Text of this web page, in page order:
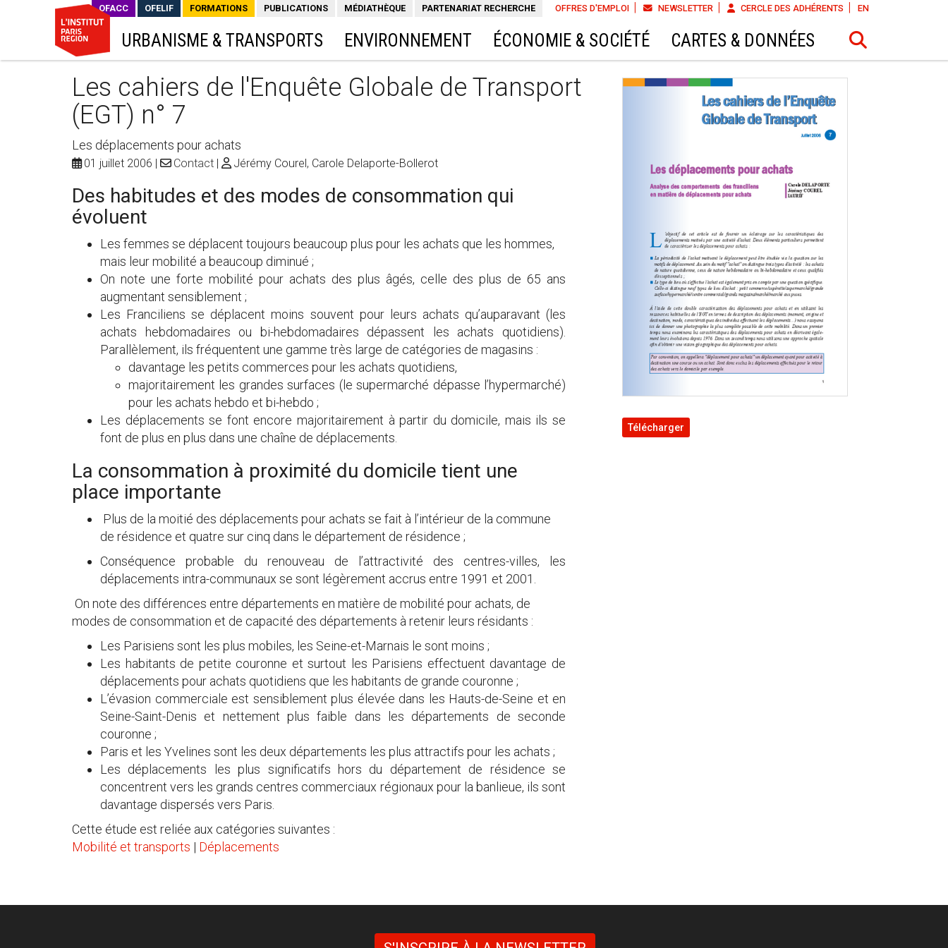
OFFRES D'EMPLOI NEWSLETTER CERCLE DES ADHÉRENTS EN
OFACC OFELIF FORMATIONS PUBLICATIONS MÉDIATHÈQUE PARTENARIAT RECHERCHE
URBANISME & TRANSPORTS ENVIRONNEMENT ÉCONOMIE & SOCIÉTÉ CARTES & DONNÉES
Les cahiers de l'Enquête Globale de Transport
(EGT) n° 7
Les déplacements pour achats
01 juillet 2006 Contact Jérémy Courel, Carole Delaporte-Bollerot
Des habitudes et des modes de consommation qui
évoluent
Les femmes se déplacent toujours beaucoup plus pour les achats que les hommes,
mais leur mobilité a beaucoup diminué ;
On note une forte mobilité pour achats des plus âgés, celle des plus de 65 ans
augmentant sensiblement ;
Les Franciliens se déplacent moins souvent pour leurs achats qu’auparavant (les
achats hebdomadaires ou bi-hebdomadaires dépassent les achats quotidiens).
Parallèlement, ils fréquentent une gamme très large de catégories de magasins :
davantage les petits commerces pour les achats quotidiens,
majoritairement les grandes surfaces (le supermarché dépasse l’hypermarché)
pour les achats hebdo et bi-hebdo ;
Les déplacements se font encore majoritairement à partir du domicile, mais ils se
font de plus en plus dans une chaîne de déplacements.
La consommation à proximité du domicile tient une
place importante
Plus de la moitié des déplacements pour achats se fait à l’intérieur de la commune
de résidence et quatre sur cinq dans le département de résidence ;
Conséquence probable du renouveau de l’attractivité des centres-villes, les
déplacements intra-communaux se sont légèrement accrus entre 1991 et 2001.
On note des différences entre départements en matière de mobilité pour achats, de
modes de consommation et de capacité des départements à retenir leurs résidants :
Les Parisiens sont les plus mobiles, les Seine-et-Marnais le sont moins ;
Les habitants de petite couronne et surtout les Parisiens effectuent davantage de
déplacements pour achats quotidiens que les habitants de grande couronne ;
L’évasion commerciale est sensiblement plus élevée dans les Hauts-de-Seine et en
Seine-Saint-Denis et nettement plus faible dans les départements de seconde
couronne ;
Paris et les Yvelines sont les deux départements les plus attractifs pour les achats ;
Les déplacements les plus significatifs hors du département de résidence se
concentrent vers les grands centres commerciaux régionaux pour la banlieue, ils sont
davantage dispersés vers Paris.
Cette étude est reliée aux catégories suivantes :
Mobilité et transports | Déplacements
Télécharger